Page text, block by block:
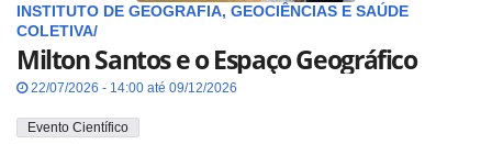
INSTITUTO DE GEOGRAFIA, GEOCIÊNCIAS E SAÚDE
COLETIVA/
Milton Santos e o Espaço Geográfico
22/07/2026 - 14:00 até 09/12/2026
Evento Científico